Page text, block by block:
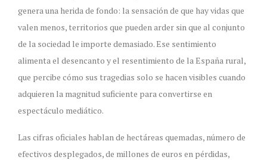
genera una herida de fondo: la sensación de que hay vidas que
valen menos, territorios que pueden arder sin que al conjunto
de la sociedad le importe demasiado. Ese sentimiento
alimenta el desencanto y el resentimiento de la España rural,
que percibe cómo sus tragedias solo se hacen visibles cuando
adquieren la magnitud suficiente para convertirse en
espectáculo mediático.
Las cifras oficiales hablan de hectáreas quemadas, número de
efectivos desplegados, de millones de euros en pérdidas,